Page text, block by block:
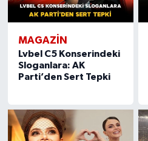
MAGAZIN
Lvbel C5 Konserindeki
Sloganlara: AK
Parti’den Sert Tepki